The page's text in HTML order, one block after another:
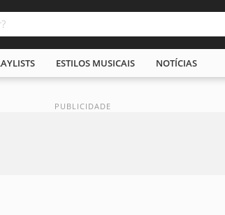
ESTILOS MUSICAIS NOTÍCIAS